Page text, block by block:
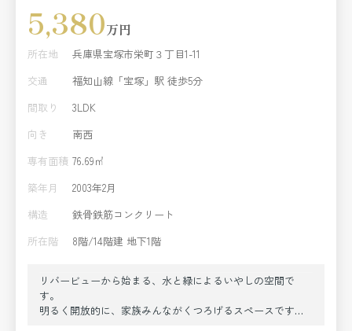
5,380万円
所在地
兵庫県宝塚市栄町３丁目1-11
交通
福知山線「宝塚」駅 徒歩5分
間取り
3LDK
向き
南西
専有面積 76.69㎡
築年月
2003年2月
構造
鉄骨鉄筋コンクリート
所在階
8階/14階建 地下1階
リバービューから始まる、水と緑によるいやしの空間で
す。
明るく開放的に、家族みんながくつろげるスペースです。